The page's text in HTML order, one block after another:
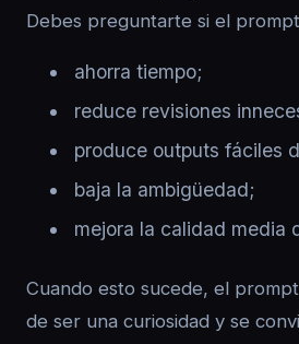
Debes preguntarte si el
ahorra tiempo;
reduce revisiones
produce outputs fáciles
baja la ambigüedad;
mejora la calidad media
Cuando esto sucede, el
de ser una curiosidad y se